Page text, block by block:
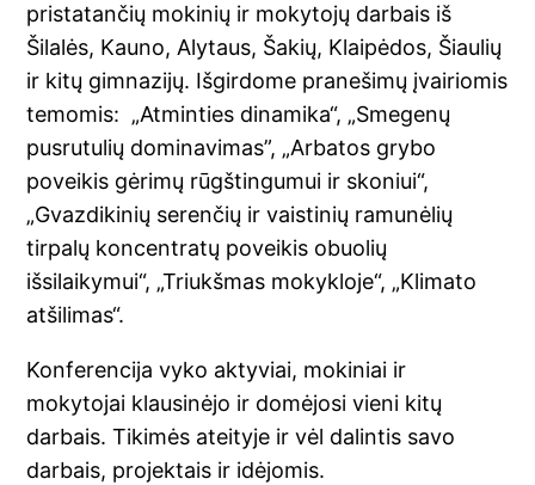
pristatančių mokinių ir mokytojų darbais iš
Šilalės, Kauno, Alytaus, Šakių, Klaipėdos, Šiaulių
ir kitų gimnazijų. Išgirdome pranešimų įvairiomis
temomis: „Atminties dinamika“, „Smegenų
pusrutulių dominavimas”, „Arbatos grybo
poveikis gėrimų rūgštingumui ir skoniui“,
„Gvazdikinių serenčių ir vaistinių ramunėlių
tirpalų koncentratų poveikis obuolių
išsilaikymui“, „Triukšmas mokykloje“, „Klimato
atšilimas“.
Konferencija vyko aktyviai, mokiniai ir
mokytojai klausinėjo ir domėjosi vieni kitų
darbais. Tikimės ateityje ir vėl dalintis savo
darbais, projektais ir idėjomis.